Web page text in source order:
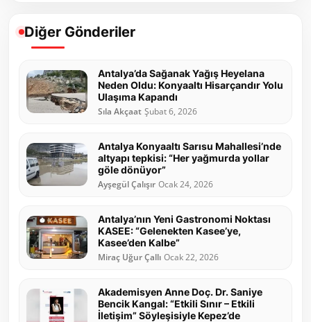
Diğer Gönderiler
Antalya’da Sağanak Yağış Heyelana
Neden Oldu: Konyaaltı Hisarçandır Yolu
Ulaşıma Kapandı
Sıla Akçaat Şubat 6, 2026
Antalya Konyaaltı Sarısu Mahallesi’nde
altyapı tepkisi: “Her yağmurda yollar
göle dönüyor”
Ayşegül Çalışır Ocak 24, 2026
Antalya’nın Yeni Gastronomi Noktası
KASEE: “Gelenekten Kasee’ye,
Kasee’den Kalbe”
Miraç Uğur Çallı Ocak 22, 2026
Akademisyen Anne Doç. Dr. Saniye
Bencik Kangal: “Etkili Sınır – Etkili
İletişim” Söyleşisiyle Kepez’de